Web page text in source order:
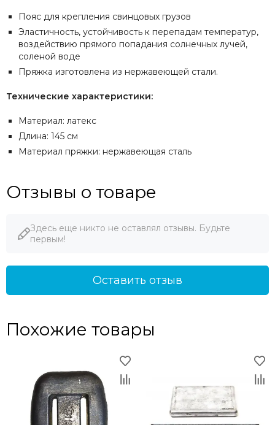
Пояс для крепления свинцовых грузов
Эластичность, устойчивость к перепадам температур,
воздействию прямого попадания солнечных лучей,
соленой воде
Пряжка изготовлена из нержавеющей стали.
Технические характеристики:
Материал: латекс
Длина: 145 см
Материал пряжки: нержавеющая сталь
Отзывы о товаре
Здесь еще никто не оставлял отзывы. Будьте
первым!
Оставить отзыв
Похожие товары